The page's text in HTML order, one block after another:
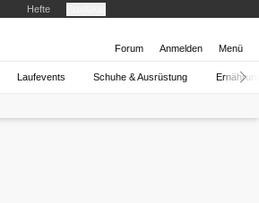
Hefte
Forum Anmelden Menü
Laufevents Schuhe & Ausrüstung